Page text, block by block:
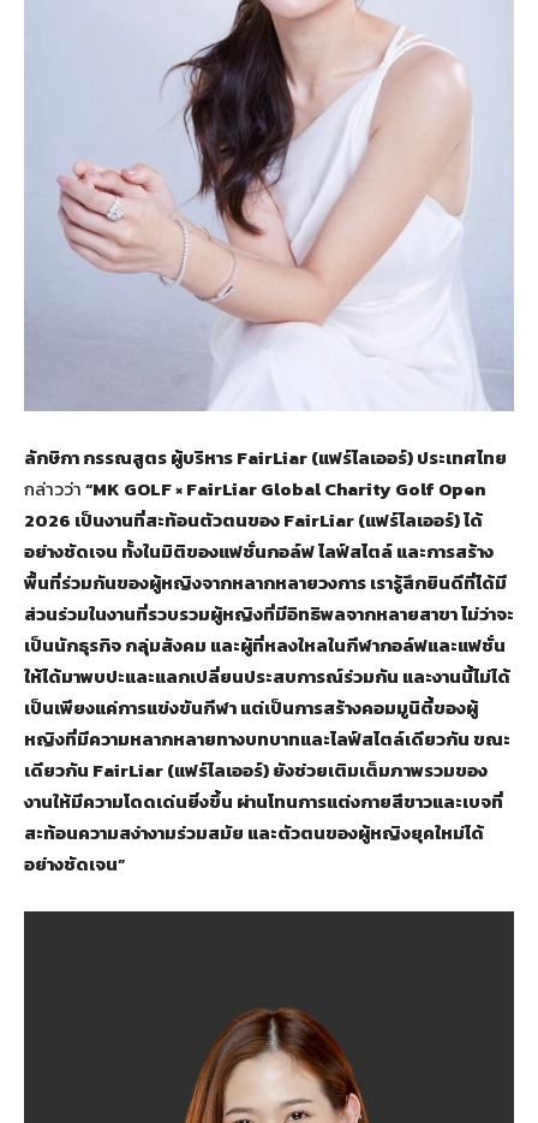
ลักษิกา กรรณสูตร ผู้บริหารFairLiar (แฟร์ไลเออร์) ประเทศไทย
กล่าวว่า“MK GOLF × FairLiar Global Charity Golf Open
2026 เป็นงานที่สะท้อนตัวตนของ FairLiar (แฟร์ไลเออร์) ได้
อย่างชัดเจน ทั้งในมิติของแฟชั่นกอล์ฟ ไลฟ์สไตล์ และการสร้าง
พื้นที่ร่วมกันของผู้หญิงจากหลากหลายวงการ เรารู้สึกยินดีที่ได้มี
ส่วนร่วมในงานที่รวบรวมผู้หญิงที่มีอิทธิพลจากหลายสาขา ไม่ว่าจะ
เป็นนักธุรกิจ กลุ่มสังคม และผู้ที่หลงใหลในกีฬากอล์ฟและแฟชั่น
ให้ได้มาพบปะและแลกเปลี่ยนประสบการณ์ร่วมกัน และงานนี้ไม่ได้
เป็นเพียงแค่การแข่งขันกีฬา แต่เป็นการสร้างคอมมูนิตี้ของผู้
หญิงที่มีความหลากหลายทางบทบาทและไลฟ์สไตล์เดียวกัน ขณะ
เดียวกัน FairLiar (แฟร์ไลเออร์) ยังช่วยเติมเต็มภาพรวมของ
งานให้มีความโดดเด่นยิ่งขึ้น ผ่านโทนการแต่งกายสีขาวและเบจที่
สะท้อนความสง่างามร่วมสมัย และตัวตนของผู้หญิงยุคใหม่ได้
อย่างชัดเจน”